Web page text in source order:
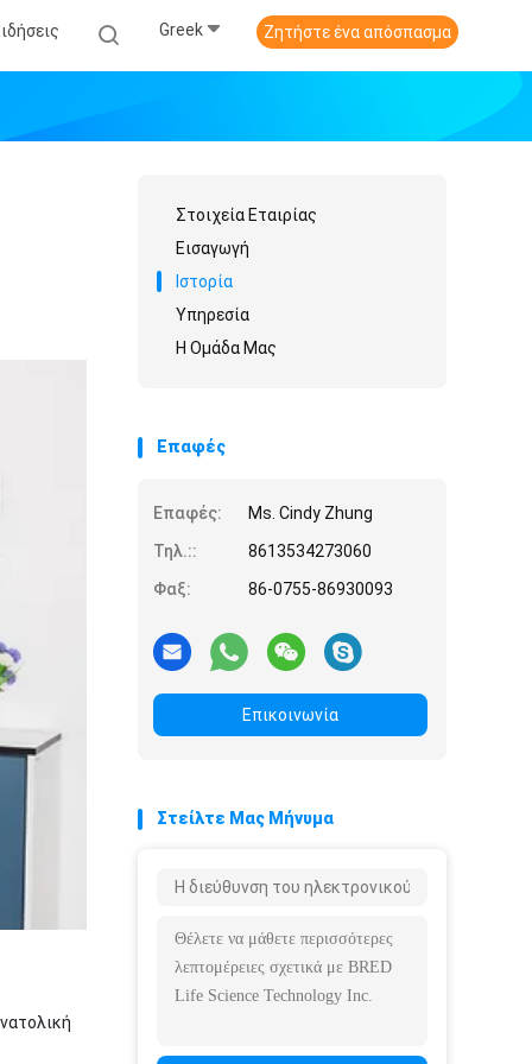
Greek Ζητήστε ένα απόσπασμα
Στοιχεία Εταιρίας
Εισαγωγή
Ιστορία
Υπηρεσία
Η Ομάδα Μας
Επαφές
Επαφές:
Ms. Cindy Zhung
Τηλ.::
8613534273060
Φαξ:
86-0755-86930093
Επικοινωνία
Στείλτε Μας Μήνυμα